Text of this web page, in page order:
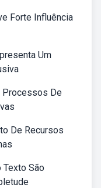
Forte Influência
Um
Processos De
De Recursos
Texto São